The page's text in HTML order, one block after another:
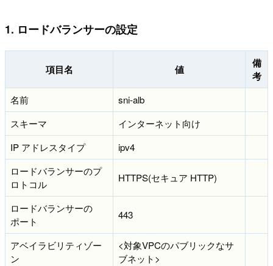
1. ロードバランサーの設定
項目名 値
備
考
名前
sni-alb
スキーマ
インターネット向け
IP アドレスタイプ
ipv4
ロードバランサーのプ
ロトコル
HTTPS(セキュア HTTP)
ロードバランサーの
ポート
443
アベイラビリティゾー
ン
<対象VPCのパブリックなサ
ブネット>